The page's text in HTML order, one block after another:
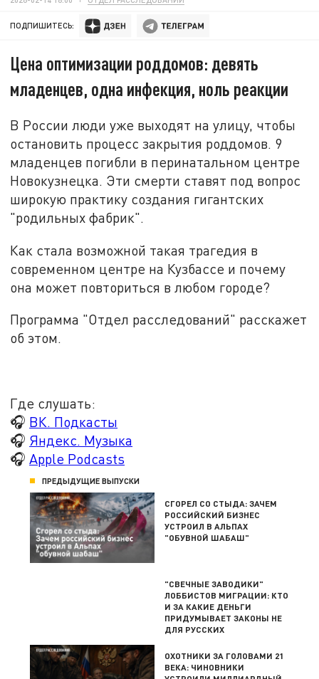
ПОДПИШИТЕСЬ:
Цена оптимизации роддомов: девять
младенцев, одна инфекция, ноль реакции
В России люди уже выходят на улицу, чтобы
остановить процесс закрытия роддомов. 9
младенцев погибли в перинатальном центре
Новокузнецка. Эти смерти ставят под вопрос
широкую практику создания гигантских
"родильных фабрик".
Как стала возможной такая трагедия в
современном центре на Кузбассе и почему
она может повториться в любом городе?
Программа "Отдел расследований" расскажет
об этом.
Где слушать:
🎧 ВК. Подкасты
🎧 Яндекс. Музыка
🎧Apple Podcasts
ПРЕДЫДУЩИЕ ВЫПУСКИ
СГОРЕЛ СО СТЫДА: ЗАЧЕМ
РОССИЙСКИЙ БИЗНЕС
УСТРОИЛ В АЛЬПАХ
"ОБУВНОЙ ШАБАШ"
"СВЕЧНЫЕ ЗАВОДИКИ"
ЛОББИСТОВ МИГРАЦИИ: КТО
И ЗА КАКИЕ ДЕНЬГИ
ПРИДУМЫВАЕТ ЗАКОНЫ НЕ
ДЛЯ РУССКИХ
ОХОТНИКИ ЗА ГОЛОВАМИ 21
ВЕКА: ЧИНОВНИКИ